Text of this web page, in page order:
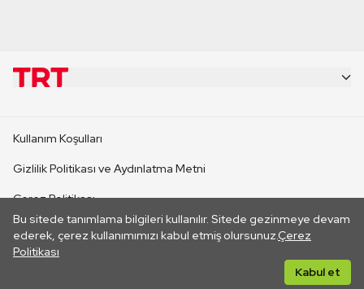
Bu sitede tanımlama bilgileri kullanılır. Sitede gezinmeye devam
ederek, çerez kullanımımızı kabul etmiş olursunuz.Çerez
Politikası
Kabul et
CANLI YAYINLAR
Kullanım Koşulları
Gizlilik Politikası ve Aydınlatma Metni
Çerez Politikası
İletişim
Her hakkı saklıdır. ©2026 TRT. Bağlantı yoluyla gidilen dış